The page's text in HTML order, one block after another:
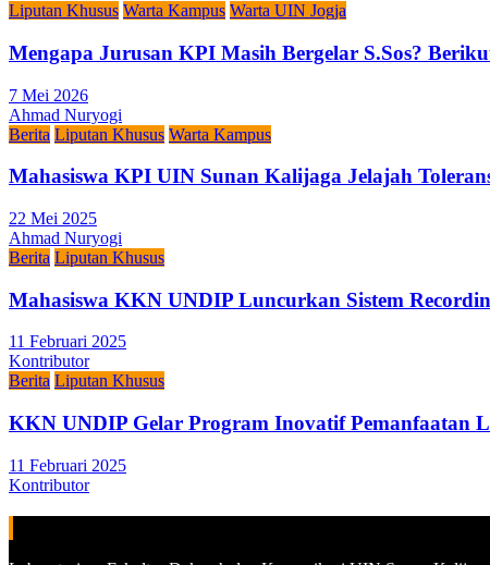
Liputan Khusus Warta Kampus Warta UIN Jogja
Mengapa Jurusan KPI Masih Bergelar S.Sos?
7 Mei 2026
Ahmad Nuryogi
Berita Liputan Khusus Warta Kampus
Mahasiswa KPI UIN Sunan Kalijaga Jelajah
22 Mei 2025
Ahmad Nuryogi
Berita Liputan Khusus
Mahasiswa KKN UNDIP Luncurkan Sistem
11 Februari 2025
Kontributor
Berita Liputan Khusus
KKN UNDIP Gelar Program Inovatif Pemanfaatan
11 Februari 2025
Kontributor